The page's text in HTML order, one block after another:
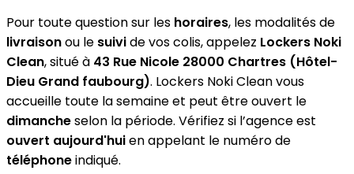
Pour toute question sur les horaires, les modalités de
livraisonou le suivide vos colis, appelez Lockers Noki
Clean, situé à 43 Rue Nicole 28000 Chartres (Hôtel-
Dieu Grand faubourg). Lockers Noki Clean vous
accueille toute la semaine et peut être ouvert le
dimancheselon la période. Vérifiez si l’agence est
ouvert aujourd'huien appelant le numéro de
téléphoneindiqué.